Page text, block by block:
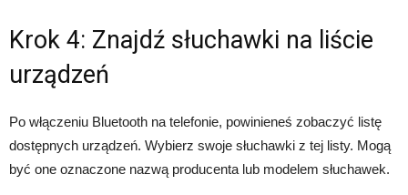
Krok 4: Znajdź słuchawki na liście
urządzeń
Po włączeniu Bluetooth na telefonie, powinieneś zobaczyć listę
dostępnych urządzeń. Wybierz swoje słuchawki z tej listy. Mogą
być one oznaczone nazwą producenta lub modelem słuchawek.